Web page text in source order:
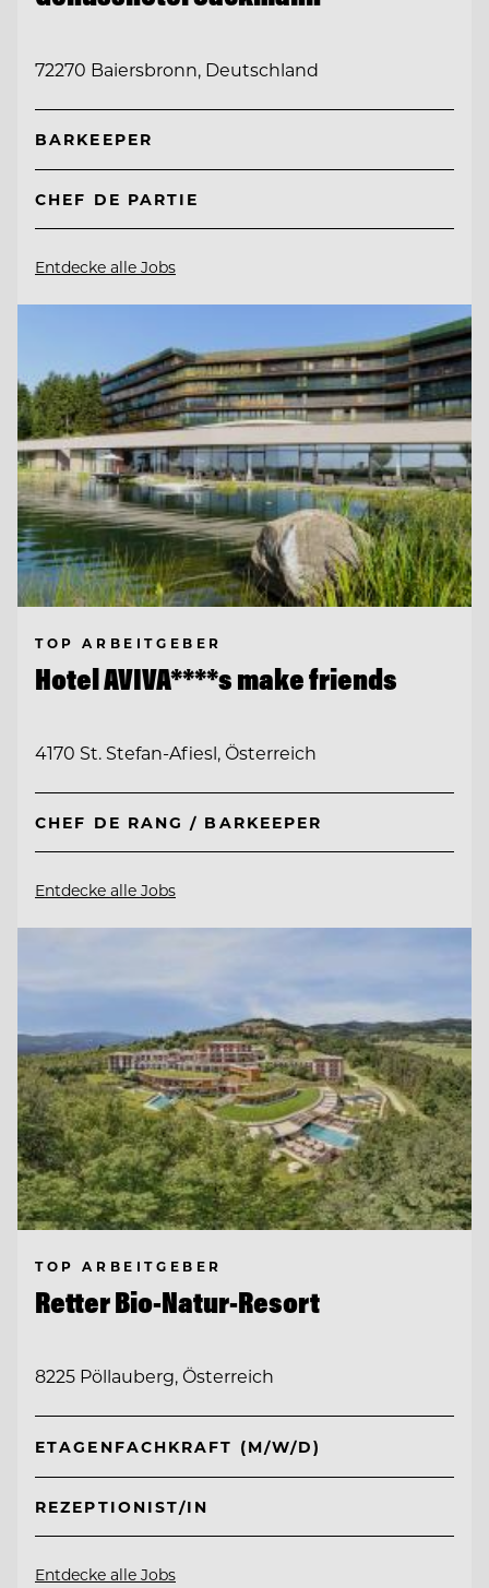
72270 Baiersbronn, Deutschland
BARKEEPER
CHEF DE PARTIE
Entdecke alle Jobs
TOP ARBEITGEBER
Hotel AVIVA****s make friends
4170 St. Stefan-Afiesl, Österreich
CHEF DE RANG / BARKEEPER
Entdecke alle Jobs
TOP ARBEITGEBER
Retter Bio-Natur-Resort
8225 Pöllauberg, Österreich
ETAGENFACHKRAFT (M/W/D)
REZEPTIONIST/IN
Entdecke alle Jobs